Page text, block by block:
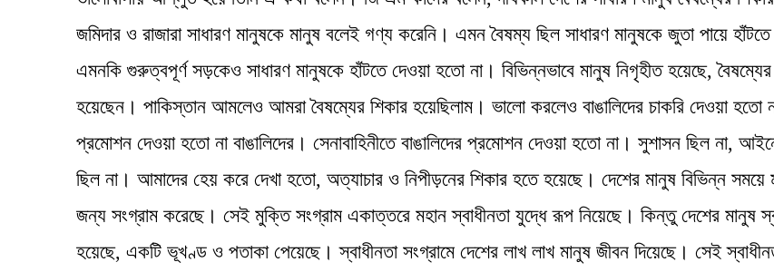
জমিদার ও রাজারা সাধারণ মানুষকে মানুষ বলেই গণ্য করেনি। এমন বৈষম্য ছিল সাধারণ মানুষকে জুতা পায়ে হাঁটতে
এমনকি গুরুত্বপূর্ণ সড়কেও সাধারণ মানুষকে হাঁটতে দেওয়া হতো না। বিভিন্নভাবে মানুষ নিগৃহীত হয়েছে, বৈষম্যের
হয়েছেন। পাকিস্তান আমলেও আমরা বৈষম্যের শিকার হয়েছিলাম। ভালো করলেও বাঙালিদের চাকরি দেওয়া হতো
প্রমোশন দেওয়া হতো না বাঙালিদের। সেনাবাহিনীতে বাঙালিদের প্রমোশন দেওয়া হতো না। সুশাসন ছিল না,
ছিল না। আমাদের হেয় করে দেখা হতো, অত্যাচার ও নিপীড়নের শিকার হতে হয়েছে। দেশের মানুষ বিভিন্ন সময়ে
জন্য সংগ্রাম করেছে। সেই মুক্তি সংগ্রাম একাত্তরে মহান স্বাধীনতা যুদ্ধে রূপ নিয়েছে। কিন্তু দেশের মানুষ
হয়েছে, একটি ভূখণ্ড ও পতাকা পেয়েছে। স্বাধীনতা সংগ্রামে দেশের লাখ লাখ মানুষ জীবন দিয়েছে। সেই